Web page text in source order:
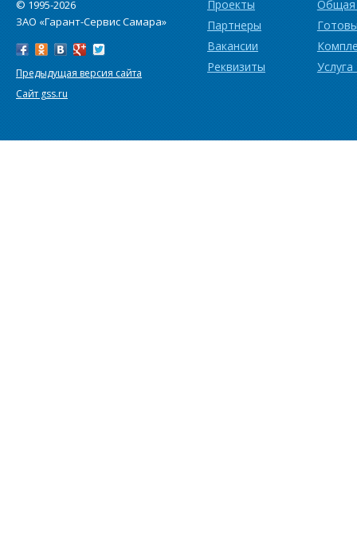
© 1995-2026
ЗАО «Гарант-Сервис Самара»
Предыдущая версия сайта
Сайт gss.ru
Проекты
Партнеры
Вакансии
Реквизиты
Общая